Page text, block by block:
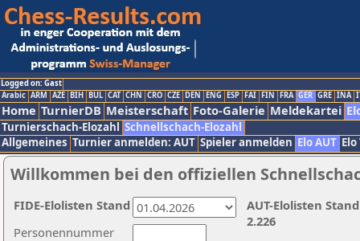
Logged on: Gast
Arabic ARM AZE BIH BUL CAT CHN CRO CZE DEN ENG ESP FAI FIN FRA GER GRE INA
Home TurnierDB Meisterschaft Foto-Galerie Meldekartei
Turnierschach-Elozahl Schnellschach-Elozahl
Allgemeines Turnier anmelden: AUT Spieler anmelden Elo AUT
Willkommen bei den offiziellen
Personennummer
AUT-Elolisten
2.226
FIDE-Elolisten Stand